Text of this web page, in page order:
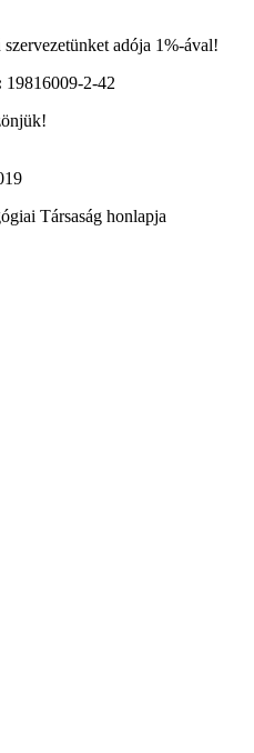
adója 1%-ával!
19816009-2-42
Társaság honlapja